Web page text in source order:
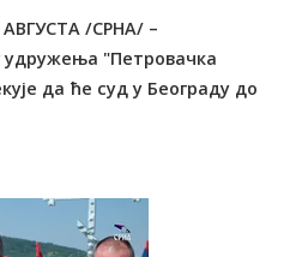
/СРНА/ –
удружења "Петровачка
да ће суд у Београду до